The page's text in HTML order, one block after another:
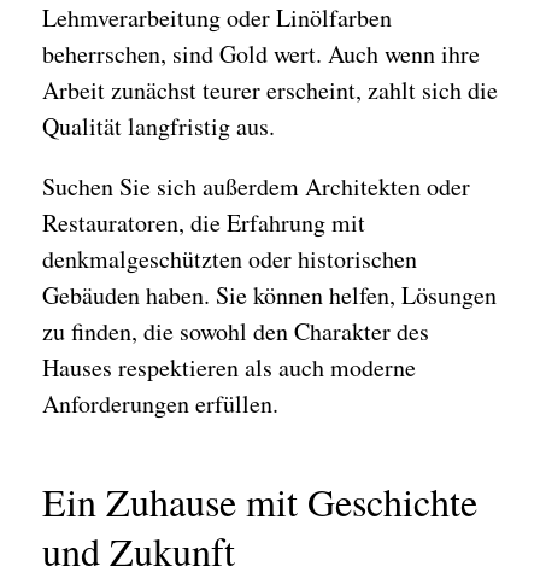
Lehmverarbeitung oder Linölfarben
beherrschen, sind Gold wert. Auch wenn ihre
Arbeit zunächst teurer erscheint, zahlt sich die
Qualität langfristig aus.
Suchen Sie sich außerdem Architekten oder
Restauratoren, die Erfahrung mit
denkmalgeschützten oder historischen
Gebäuden haben. Sie können helfen, Lösungen
zu finden, die sowohl den Charakter des
Hauses respektieren als auch moderne
Anforderungen erfüllen.
Ein Zuhause mit Geschichte
und Zukunft